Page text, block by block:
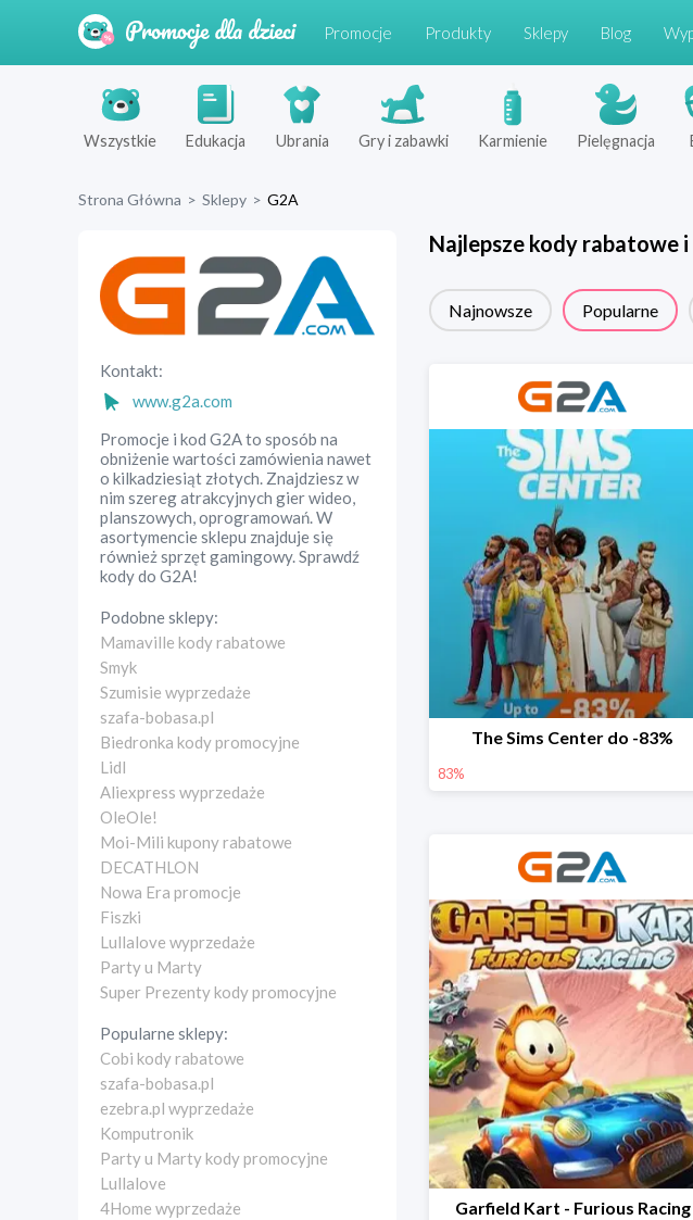
Promocje Produkty Sklepy Blog
Wszystkie Edukacja Ubrania Gry i zabawki Karmienie Pielęgnacja
Strona Główna > Sklepy > G2A
Kontakt:
www.g2a.com
Promocje i kod G2A to sposób na
obniżenie wartości zamówienia nawet
o kilkadziesiąt złotych. Znajdziesz w
nim szereg atrakcyjnych gier wideo,
planszowych, oprogramowań. W
asortymencie sklepu znajduje się
również sprzęt gamingowy. Sprawdź
kody do G2A!
Podobne sklepy:
Mamaville kody rabatowe
Smyk
Szumisie wyprzedaże
szafa-bobasa.pl
Biedronka kody promocyjne
Lidl
Aliexpress wyprzedaże
OleOle!
Moi-Mili kupony rabatowe
DECATHLON
Nowa Era promocje
Fiszki
Lullalove wyprzedaże
Party u Marty
Super Prezenty kody promocyjne
Popularne sklepy:
Cobi kody rabatowe
szafa-bobasa.pl
ezebra.pl wyprzedaże
Komputronik
Party u Marty kody promocyjne
Lullalove
4Home wyprzedaże
Najlepsze kody rabatowe
Najnowsze Popularne
The Sims Center do -83%
83%
Garfield Kart - Furious Racing